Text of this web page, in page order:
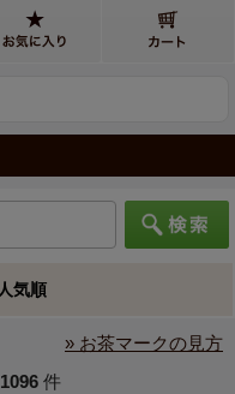
» お茶マークの見方
1096 件